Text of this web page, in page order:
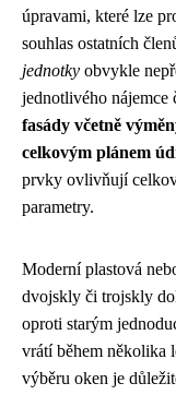
úpravami, které lze
souhlas ostatních
jednotky obvykle
jednotlivého nájemce
fasády včetně
celkovým plánem
prvky ovlivňují
parametry.
Moderní plastová
dvojskly či trojskly
oproti starým
vrátí během několika
výběru oken je